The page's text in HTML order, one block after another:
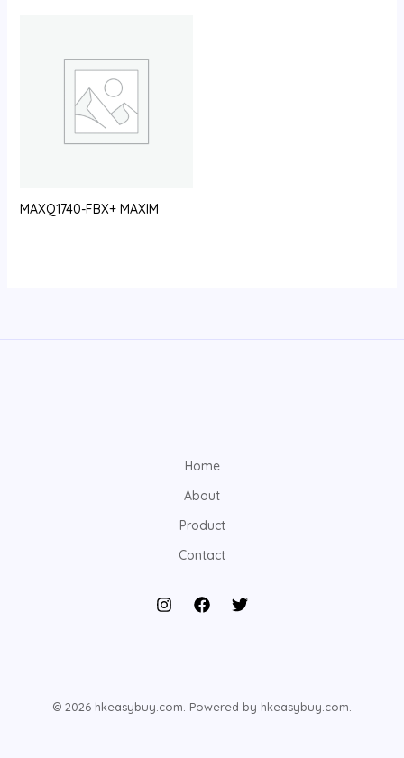
MAXQ1740-FBX+ MAXIM
Home
About
Product
Contact
© 2026 hkeasybuy.com. Powered by hkeasybuy.com.